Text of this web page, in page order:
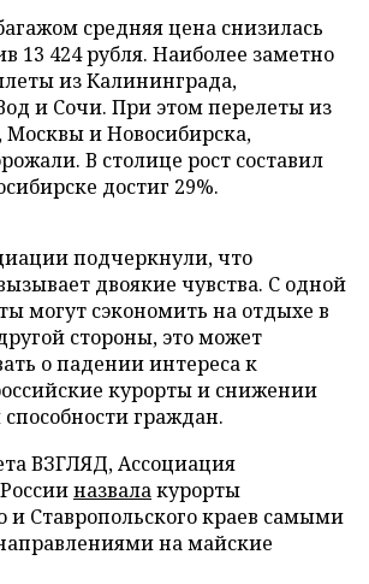
средняя цена снизилась
13 424 рубля. Наиболее заметно
из Калининграда,
и Сочи. При этом перелеты из
Москвы и Новосибирска,
В столице рост составил
достиг 29%.
подчеркнули, что
двоякие чувства. С одной
могут сэкономить на отдыхе в
стороны, это может
о падении интереса к
курорты и снижении
граждан.
ВЗГЛЯД, Ассоциация
назвалакурорты
и Ставропольского краев самыми
на майские